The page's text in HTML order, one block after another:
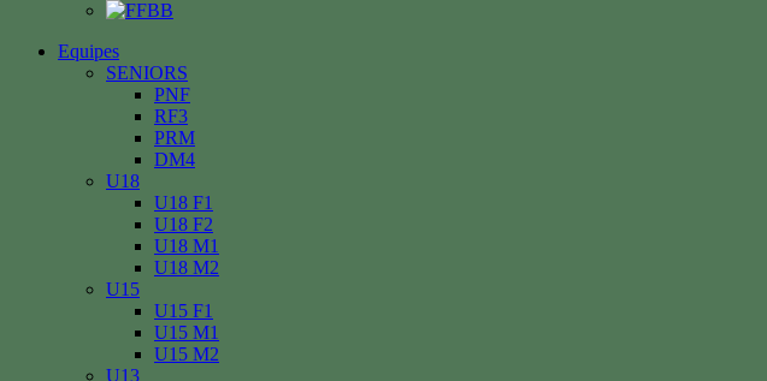
Equipes
SENIORS
PNF
RF3
PRM
DM4
U18
U18 F1
U18 F2
U18 M1
U18 M2
U15
U15 F1
U15 M1
U15 M2
U13